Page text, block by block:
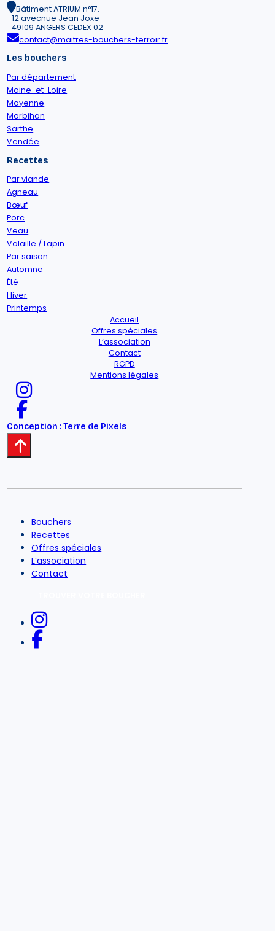
Bâtiment ATRIUM n°17.
12 avecnue Jean Joxe
49109 ANGERS CEDEX 02
contact@maitres-bouchers-terroir.fr
Les bouchers
Par département
Maine-et-Loire
Mayenne
Morbihan
Sarthe
Vendée
Recettes
Par viande
Agneau
Bœuf
Porc
Veau
Volaille / Lapin
Par saison
Automne
Été
Hiver
Printemps
Accueil
Offres spéciales
L’association
Contact
RGPD
Mentions légales
Conception : Terre de Pixels
Bouchers
Recettes
Offres spéciales
L’association
Contact